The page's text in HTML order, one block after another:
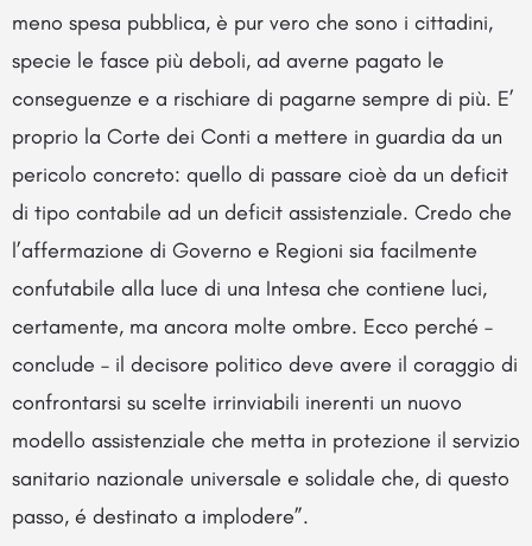
meno spesa pubblica, è pur vero che sono i cittadini,
specie le fasce più deboli, ad averne pagato le
conseguenze e a rischiare di pagarne sempre di più. E’
proprio la Corte dei Conti a mettere in guardia da un
pericolo concreto: quello di passare cioè da un deficit
di tipo contabile ad un deficit assistenziale. Credo che
l’affermazione di Governo e Regioni sia facilmente
confutabile alla luce di una Intesa che contiene luci,
certamente, ma ancora molte ombre. Ecco perché –
conclude – il decisore politico deve avere il coraggio di
confrontarsi su scelte irrinviabili inerenti un nuovo
modello assistenziale che metta in protezione il servizio
sanitario nazionale universale e solidale che, di questo
passo, é destinato a implodere”.